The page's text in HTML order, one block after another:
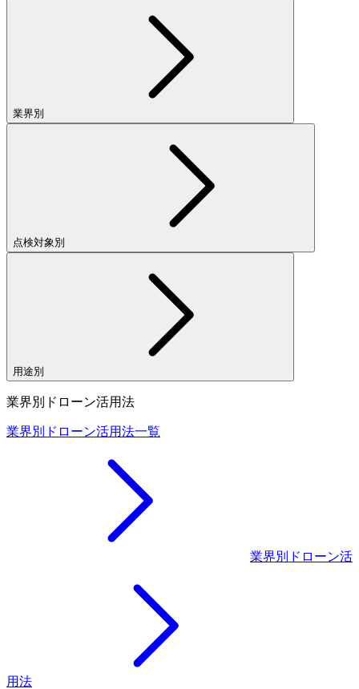
業界別
点検対象別
用途別
業界別ドローン活用法
業界別ドローン活用法一覧
業界別ドローン活
用法